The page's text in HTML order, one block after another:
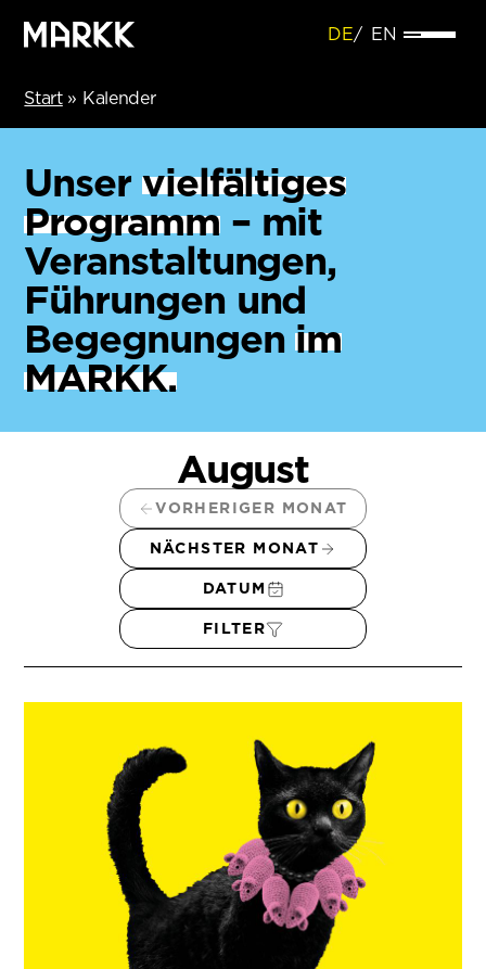
DE EN
Start» Kalender
Unser vielfältiges
Programm– mit
Veranstaltungen,
Führungen und
Begegnungenim
MARKK.
August
VORHERIGER MONAT
NÄCHSTER MONAT
DATUM
FILTER